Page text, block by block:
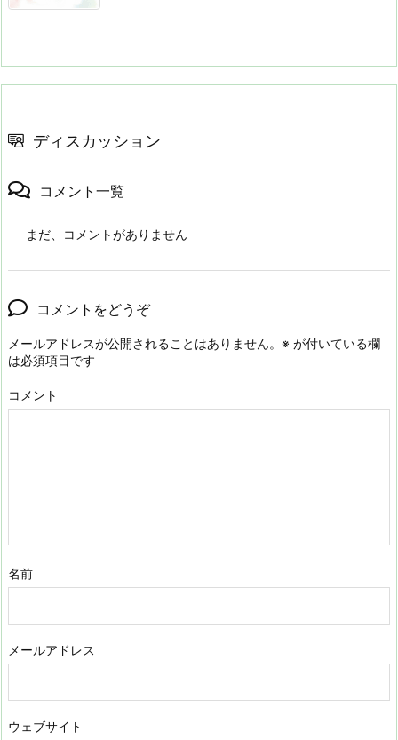
ディスカッション
コメント一覧
まだ、コメントがありません
コメントをどうぞ
メールアドレスが公開されることはありません。 ※ が付いている欄
は必須項目です
コメント
名前
メールアドレス
ウェブサイト